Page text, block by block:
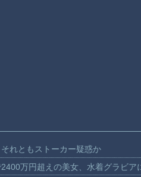
れともストーカー疑惑か
2400万円超えの美女、水着グラビア